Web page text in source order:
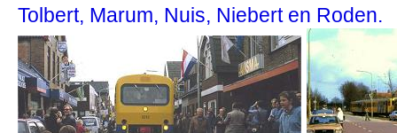
Tolbert, Marum, Nuis, Niebert en Roden.